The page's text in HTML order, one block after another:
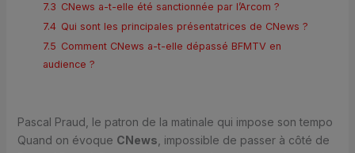
7.3 CNews a-t-elle été sanctionnée par l’Arcom ?
7.4 Qui sont les principales présentatrices de CNews ?
7.5 Comment CNews a-t-elle dépassé BFMTV en
audience ?
Pascal Praud, le patron de la matinale qui impose son tempo
Quand on évoque CNews , impossible de passer à côté de